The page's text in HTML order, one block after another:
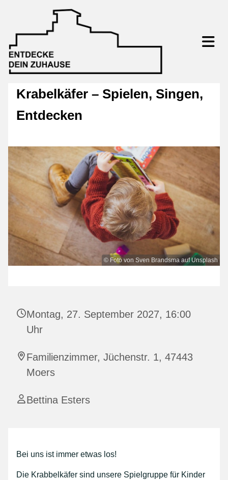
Krabelkäfer – Spielen, Singen,
Entdecken
© Foto von Sven Brandsma auf Unsplash
Montag, 27. September 2027, 16:00
Uhr
Familienzimmer, Jüchenstr. 1, 47443
Moers
Bettina Esters
Bei uns ist immer etwas los!
Die Krabbelkäfer sind unsere Spielgruppe für Kinder